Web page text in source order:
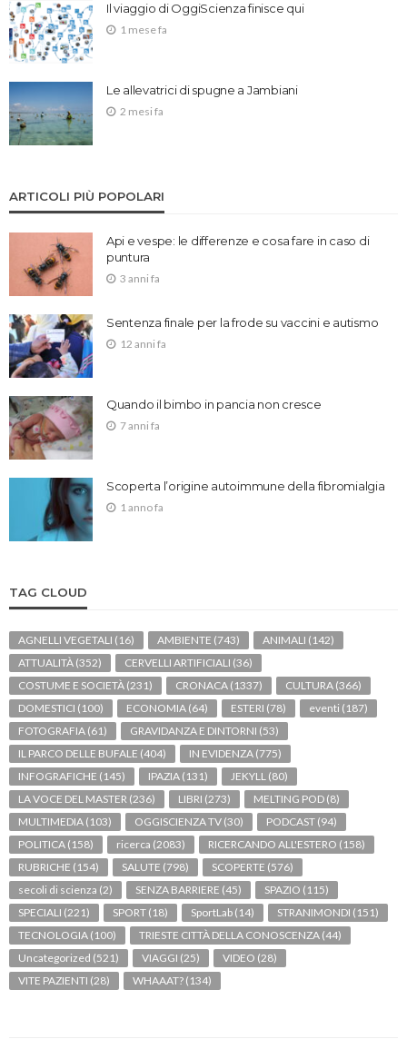
Il viaggio di OggiScienza finisce qui
1 mese fa
Le allevatrici di spugne a Jambiani
2 mesi fa
ARTICOLI PIÙ POPOLARI
Api e vespe: le differenze e cosa fare in caso di
puntura
3 anni fa
Sentenza finale per la frode su vaccini e autismo
12 anni fa
Quando il bimbo in pancia non cresce
7 anni fa
Scoperta l’origine autoimmune della fibromialgia
1 anno fa
TAG CLOUD
AGNELLI VEGETALI (16) AMBIENTE (743) ANIMALI (142)
ATTUALITÀ (352) CERVELLI ARTIFICIALI (36)
COSTUME E SOCIETÀ (231) CRONACA (1337) CULTURA (366)
DOMESTICI (100) ECONOMIA (64) ESTERI (78) eventi (187)
FOTOGRAFIA (61) GRAVIDANZA E DINTORNI (53)
IL PARCO DELLE BUFALE (404) IN EVIDENZA (775)
INFOGRAFICHE (145) IPAZIA (131) JEKYLL (80)
LA VOCE DEL MASTER (236) LIBRI (273) MELTING POD (8)
MULTIMEDIA (103) OGGISCIENZA TV (30) PODCAST (94)
POLITICA (158) ricerca (2083) RICERCANDO ALL'ESTERO (158)
RUBRICHE (154) SALUTE (798) SCOPERTE (576)
secoli di scienza (2) SENZA BARRIERE (45) SPAZIO (115)
SPECIALI (221) SPORT (18) SportLab (14) STRANIMONDI (151)
TECNOLOGIA (100) TRIESTE CITTÀ DELLA CONOSCENZA (44)
Uncategorized (521) VIAGGI (25) VIDEO (28)
VITE PAZIENTI (28) WHAAAT? (134)